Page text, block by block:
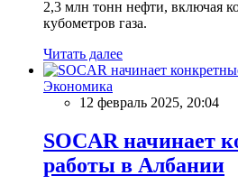
2,3 млн тонн нефти, включая
кубометров газа.
Читать далее
Экономика
12 февраль 2025, 20:04
SOCAR начинает
работы в Албании